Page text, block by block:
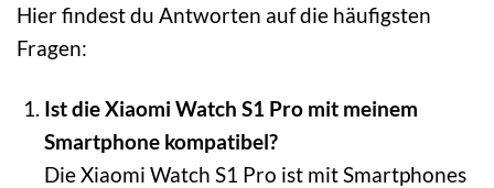
Hier findest du Antworten auf die häufigsten
Fragen:
Ist die Xiaomi Watch S1 Pro mit meinem
Smartphone kompatibel?
Die Xiaomi Watch S1 Pro ist mit Smartphones